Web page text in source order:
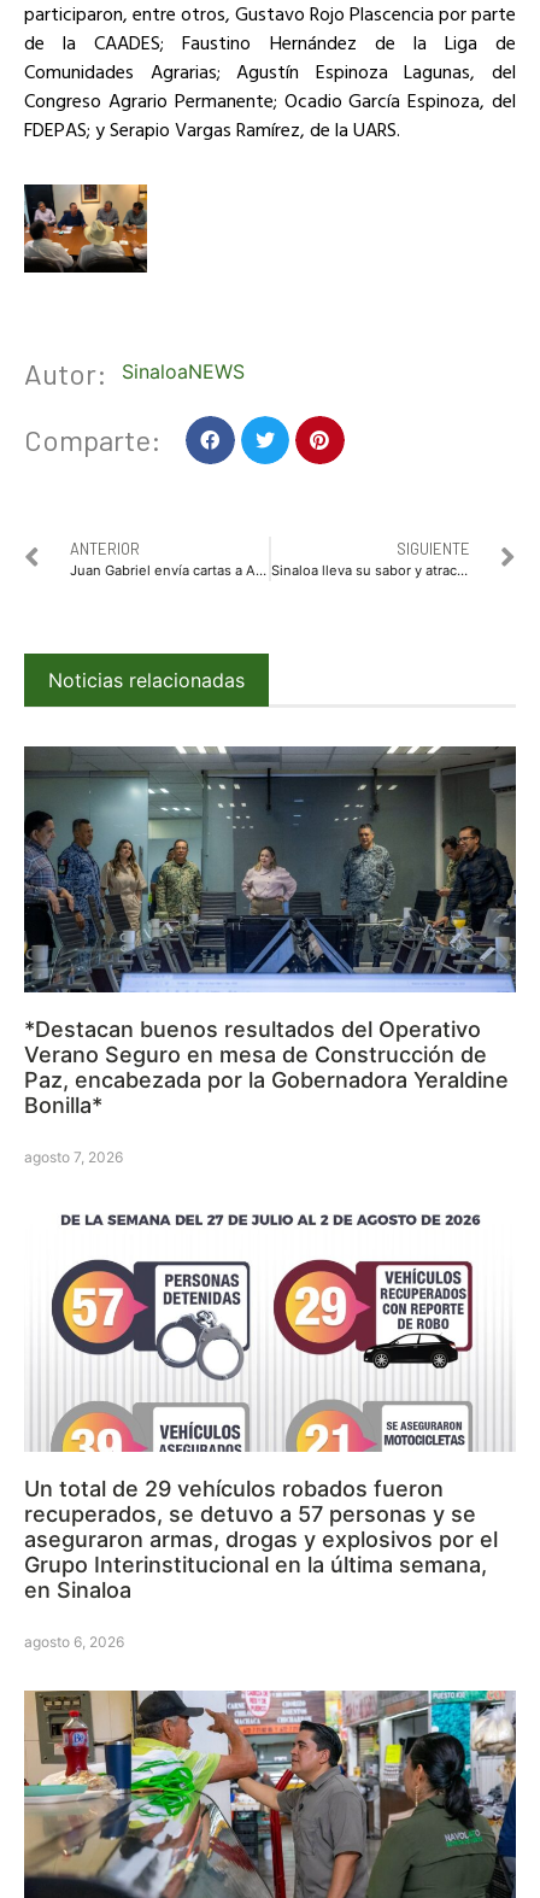
participaron, entre otros, Gustavo Rojo Plascencia por parte
de la CAADES; Faustino Hernández de la Liga de
Comunidades Agrarias; Agustín Espinoza Lagunas, del
Congreso Agrario Permanente; Ocadio García Espinoza, del
FDEPAS; y Serapio Vargas Ramírez, de la UARS.
Autor: SinaloaNEWS
Comparte:
ANTERIOR
Juan Gabriel envía cartas a AMLO y le pide atestiguar su reaparición
SIGUIENTE
Sinaloa lleva su sabor y atractivos al Tianguis Turístico México 2019
Noticias relacionadas
*Destacan buenos resultados del Operativo
Verano Seguro en mesa de Construcción de
Paz, encabezada por la Gobernadora Yeraldine
Bonilla*
agosto 7, 2026
Un total de 29 vehículos robados fueron
recuperados, se detuvo a 57 personas y se
aseguraron armas, drogas y explosivos por el
Grupo Interinstitucional en la última semana,
en Sinaloa
agosto 6, 2026